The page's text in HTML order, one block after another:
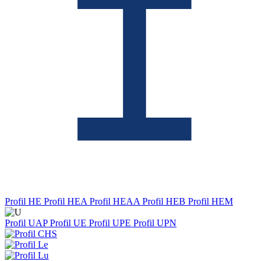
Profil HE Profil HEA Profil HEAA Profil HEB Profil HEM
Profil UAPProfil UE Profil UPE Profil UPN